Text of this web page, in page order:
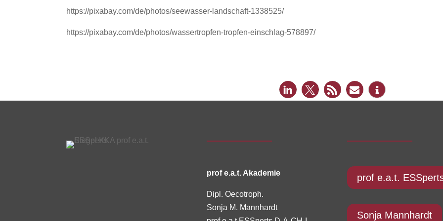
https://pixabay.com/de/photos/seewasser-landschaft-1338525/
https://pixabay.com/de/photos/wassertropfen-tropfen-einschlag-578897/
prof e.a.t. Akademie
Dipl. Oecotroph.
Sonja M. Mannhardt
prof e.a.t.
Sonja Mannhardt